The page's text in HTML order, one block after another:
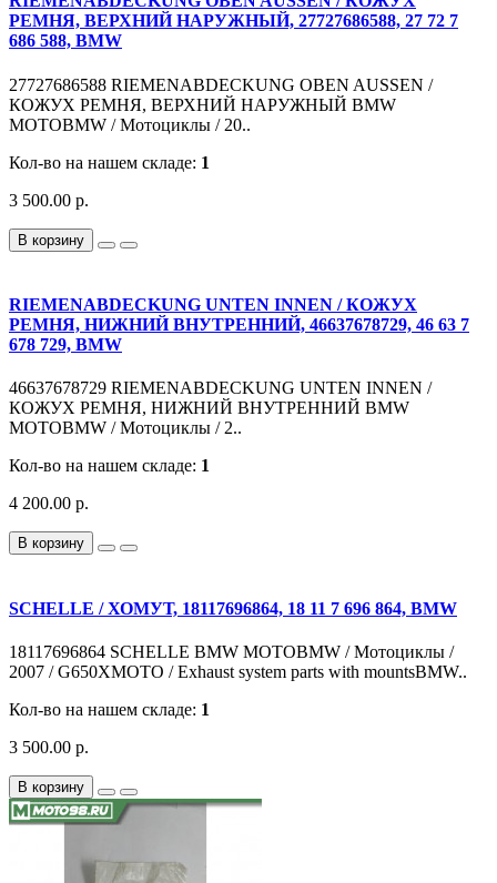
РЕМНЯ, ВЕРХНИЙ НАРУЖНЫЙ, 27727686588, 27 72 7
686 588, BMW
27727686588 RIEMENABDECKUNG OBEN AUSSEN /
КОЖУХ РЕМНЯ, ВЕРХНИЙ НАРУЖНЫЙ BMW
MOTOBMW / Мотоциклы / 20..
Кол-во на нашем складе: 1
3 500.00 р.
В корзину
RIEMENABDECKUNG UNTEN INNEN / КОЖУХ
РЕМНЯ, НИЖНИЙ ВНУТРЕННИЙ, 46637678729, 46 63 7
678 729, BMW
46637678729 RIEMENABDECKUNG UNTEN INNEN /
КОЖУХ РЕМНЯ, НИЖНИЙ ВНУТРЕННИЙ BMW
MOTOBMW / Мотоциклы / 2..
Кол-во на нашем складе: 1
4 200.00 р.
В корзину
SCHELLE / ХОМУТ, 18117696864, 18 11 7 696 864, BMW
18117696864 SCHELLE BMW MOTOBMW / Мотоциклы /
2007 / G650XMOTO / Exhaust system parts with mountsBMW..
Кол-во на нашем складе: 1
3 500.00 р.
В корзину